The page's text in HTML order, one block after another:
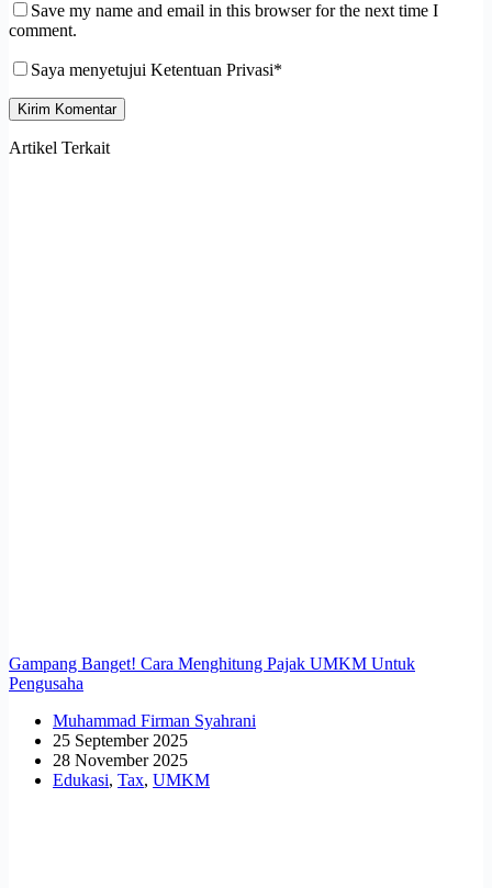
Save my name and email in this browser for the next time I
comment.
Saya menyetujui Ketentuan Privasi*
Kirim Komentar
Artikel Terkait
Gampang Banget! Cara Menghitung Pajak UMKM Untuk
Pengusaha
Muhammad Firman Syahrani
25 September 2025
28 November 2025
Edukasi, Tax, UMKM